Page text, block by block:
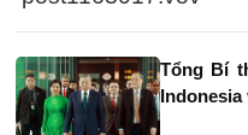
Tổng Bí
Indonesia